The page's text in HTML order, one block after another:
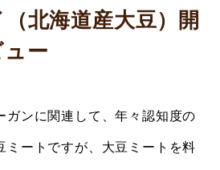
北海道産大豆）開
ー
ガンに関連して、年々認知度の
ミートですが、大豆ミートを料